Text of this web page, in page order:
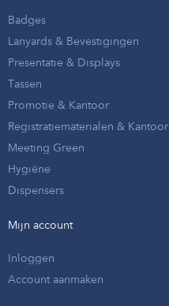
Badges
Lanyards & Bevestigingen
Presentatie & Displays
Tassen
Promotie & Kantoor
Registratiematerialen & Kantoor
Meeting Green
Hygiëne
Dispensers
Mijn account
Inloggen
Account aanmaken